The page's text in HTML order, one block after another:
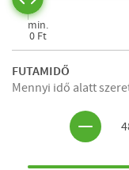
min.
0 Ft
FUTAMIDŐ
Mennyi idő alatt